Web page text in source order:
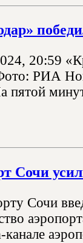
20:59
РИА
пятой
Сочи
Сочи
канале